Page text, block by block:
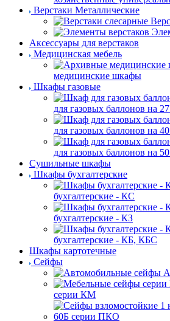
Верстаки Металлические
Аксессуары для верстаков
Медицинская мебель
медицинские шкафы
Шкафы газовые
для газовых баллонов на
для газовых баллонов на
для газовых баллонов на
Сушильные шкафы
Шкафы бухгалтерские
бухгалтерские - КС
бухгалтерские - КЗ
бухгалтерские - КБ, КБС
Шкафы картотечные
Сейфы
серии КМ